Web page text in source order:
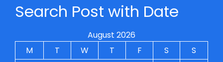
Search Post with Date
August 2026
M
T W T F S
S